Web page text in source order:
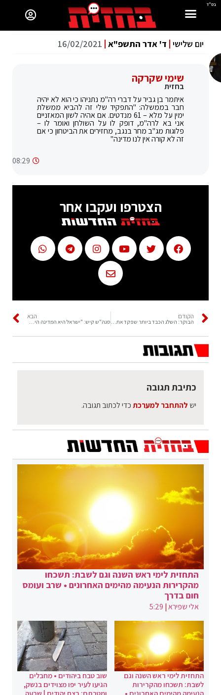
בס"ד
יום שלישי ד' אדר התשפ"א 16/02/2021
שימי שקרקה
בחזית
איתמר בן גביר על דברי רה"מ נתניהו כי הוא לא יהיה
חבר בממשלה: "התפקיד שלי זה להביא ממשלת
ימין על מלא – 61 מנדטים. אם אהיה לשון המאזניים
אני בא לרה"מ, דופק לו על השולחן ואומר לו –
פלוגות מג"ב מחר בנגב, מחזירים את הביטחון כי אם
זה לא קורה אין לנו מדינה"
08:29
הצטרפו ועקבו אחר
הקודם הבא
כתיבת תגובה
יש להתחבר למערכתכדי לכתוב תגובה.
התחזית לימי ראש השנה וגם לשבת: תשכחו
מהקרירות הנעימה מהימים האחרונים • שרב ועומס
חום בדרך
אלי שפירא|
5:29
התחזית לימי ראש השנה וגם
לשבת: תשכחו מהקרירות
שוב טבח ביהודים • מחבלים
הגיעו לעיר יפו מצוידים בנשק,